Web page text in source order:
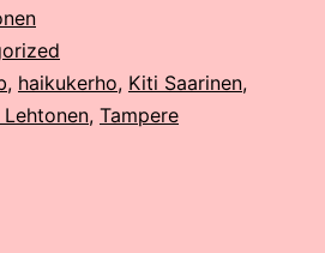
, haikukerho, Kiti Saarinen,
Lehtonen, Tampere